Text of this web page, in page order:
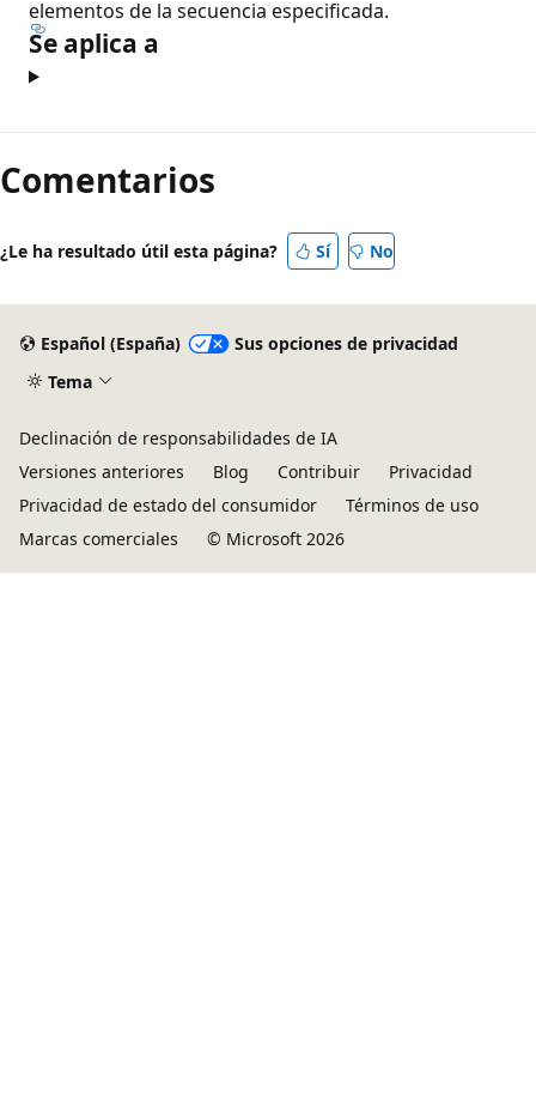
elementos de la secuencia especificada.
Se aplica a
Comentarios
¿Le ha resultado útil esta página? Sí No
Español (España)
Sus opciones de privacidad
Tema
Declinación de responsabilidades de IA
Versiones anteriores
Blog Contribuir
Privacidad
Privacidad de estado del consumidor
Términos de uso
Marcas comerciales
© Microsoft 2026